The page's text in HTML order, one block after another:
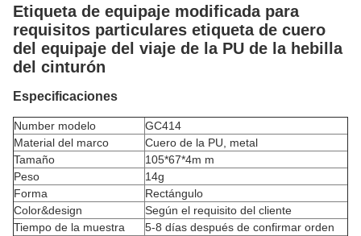
Etiqueta de equipaje modificada para
requisitos particulares etiqueta de cuero
del equipaje del viaje de la PU de la hebilla
del cinturón
Especificaciones
Number modelo
GC414
Material del marco
Cuero de la PU, metal
Tamaño
105*67*4m m
Peso
14g
Forma
Rectángulo
Color&design
Según el requisito del cliente
Tiempo de la muestra
5-8 días después de confirmar orden